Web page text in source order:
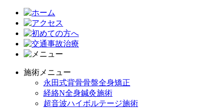
施術メニュー
永田式背骨骨盤全身矯正
経絡N全身鍼灸施術
超音波ハイボルテージ施術